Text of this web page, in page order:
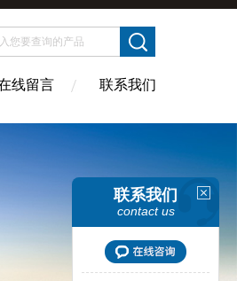
线留言 联系我们
联系我们
contact us